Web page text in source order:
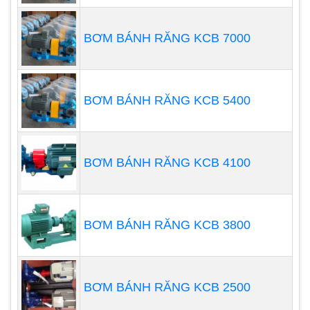
Nguyên lý hoạt động của máy
bơm định lượng Blue White
Các quy trình hoạt động của máy bơm định lượng
Blue White được thực hiện liên tục và tuần hoàn
BƠM BÁNH RĂNG KCB 7000
BƠM BÁNH RĂNG KCB 5400
BƠM BÁNH RĂNG KCB 4100
BƠM BÁNH RĂNG KCB 3800
BƠM BÁNH RĂNG KCB 2500